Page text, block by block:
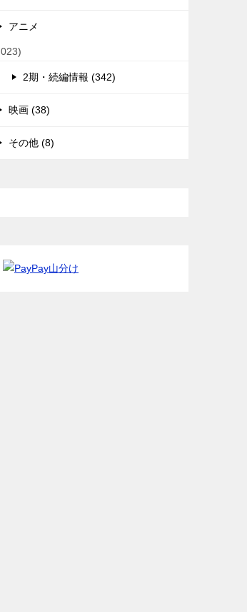
アニメ
2期・続編情報 (342)
映画 (38)
その他 (8)